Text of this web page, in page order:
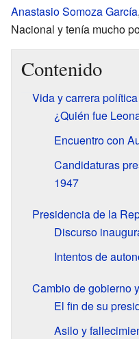
Anastasio Somoza García
Nacional y tenía mucho
Contenido
Vida y carrera
¿Quién fue
Encuentro con
Candidaturas
1947
Presidencia de la
Discurso
Intentos de
Cambio de gobierno
El fin de su
Asilo y